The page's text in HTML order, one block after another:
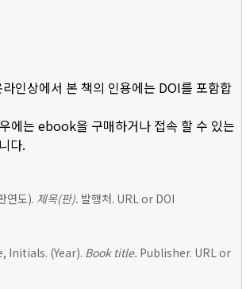
인상에서 본 책의 인용에는 DOI를 포함합
에는 ebook을 구매하거나 접속 할 수 있는
다.
연도). 제목(판). 발행처. URL or DOI
Initials. (Year). Book title. Publisher. URL or